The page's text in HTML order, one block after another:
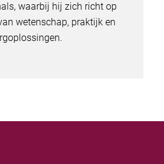
waarbij hij zich richt op
wetenschap, praktijk en